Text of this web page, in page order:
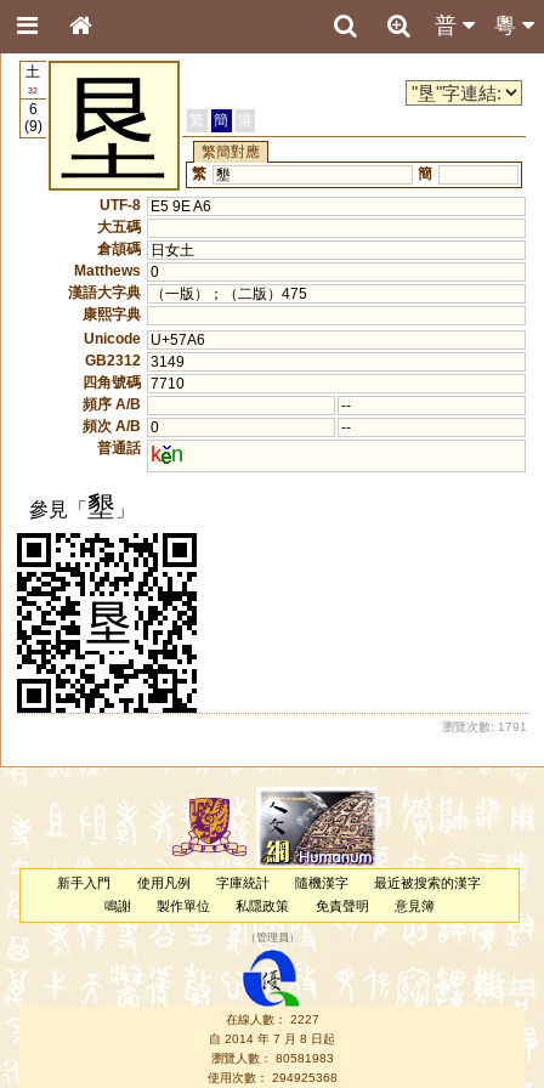
粵
普
土
32
6
(9)
垦 繁 簡
港
繁簡對應
繁 墾
簡
UTF-8
E5 9E A6
大五碼
倉頡碼
日女土
Matthews
0
漢語大字典
（一版）；（二版）475
康熙字典
Unicode
U+57A6
GB2312
3149
四角號碼 7710
頻序 A/B
--
頻次 A/B
0
--
普通話
k n
參見「墾 」
瀏覽次數: 1791
新手入門 使用凡例 字庫統計 隨機漢字
最近被搜索的漢字
鳴謝
製作單位 私隱政策 免責聲明 意見簿
（管理員 ）
在線人數： 2227
自 2014 年 7 月 8 日起
瀏覽人數： 80581983
使用次數： 294925368